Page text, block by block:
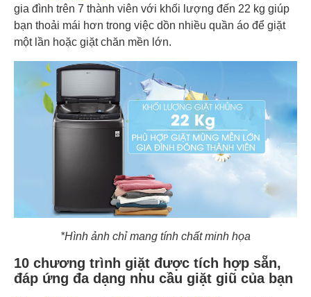
gia đình trên 7 thành viên với khối lượng đến 22 kg giúp
bạn thoải mái hơn trong việc dồn nhiều quần áo để giặt
một lần hoặc giặt chăn mền lớn.
*Hình ảnh chỉ mang tính chất minh họa
10 chương trình giặt được tích hợp sẵn,
đáp ứng đa dạng nhu cầu giặt giũ của bạn